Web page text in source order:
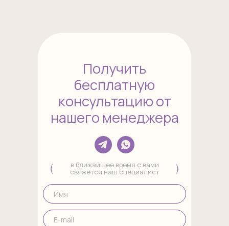
Получить
бесплатную
консультацию от
нашего менеджера
в ближайшее время с вами
свяжется наш специалист